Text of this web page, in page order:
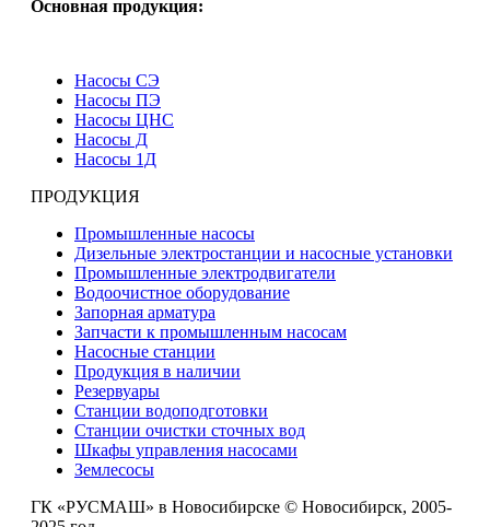
Основная продукция:
Насосы СЭ
Насосы ПЭ
Насосы ЦНС
Насосы Д
Насосы 1Д
ПРОДУКЦИЯ
Промышленные насосы
Дизельные электростанции и насосные установки
Промышленные электродвигатели
Водоочистное оборудование
Запорная арматура
Запчасти к промышленным насосам
Насосные станции
Продукция в наличии
Резервуары
Станции водоподготовки
Станции очистки сточных вод
Шкафы управления насосами
Землесосы
ГК «РУСМАШ» в Новосибирске © Новосибирск, 2005-